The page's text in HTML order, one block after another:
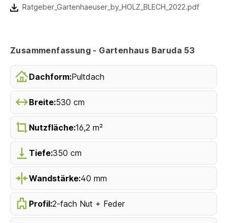
Ratgeber_Gartenhaeuser_by_HOLZ_BLECH_2022.pdf
Zusammenfassung - Gartenhaus Baruda 53
Dachform:Pultdach
Breite:530 cm
Nutzfläche:16,2 m²
Tiefe:350 cm
Wandstärke:40 mm
Profil:2-fach Nut + Feder